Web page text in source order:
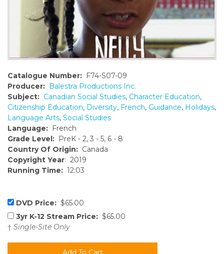
Catalogue Number: F74-S07-09
Producer: Balestra Productions Inc.
Subject: Canadian Social Studies, Character Education,
Citizenship Education, Diversity, French, Guidance, Holidays,
Language Arts, Social Studies
Language: French
Grade Level: PreK - 2, 3 - 5, 6 - 8
Country Of Origin: Canada
Copyright Year: 2019
Running Time: 12:03
DVD Price: $65.00
3yr K-12 Stream Price: $65.00
† Single-Site Only